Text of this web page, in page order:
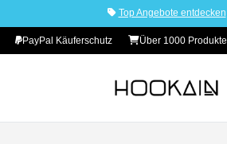
Top Angebote entdecken
PayPal Käuferschutz Über 1000 Produkte